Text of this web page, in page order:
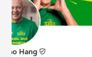
Ainda segundo a
bares e restaurantes
registraram equilíbrio
estabelecimentos no